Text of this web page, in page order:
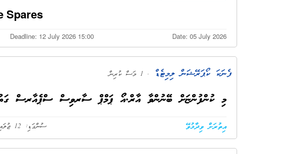
Spares
Date: 05 July 2026
Deadline: 12 July 2026 15:00
ފެނަކަ ކޯޕަރޭޝަން ލިމިޓެޑް . 1 މަސް ކުރިން
މި ކުންފުންޏަށް ބޭނުންވާ އާރް.އޯ ޕަމްޕް ސާރވިސް ސްޕެއާރސް
ސުންގަޑި: 12 ޖުލައި 2026 15:00 އިތުރަށް ވިދާޅުވޭ